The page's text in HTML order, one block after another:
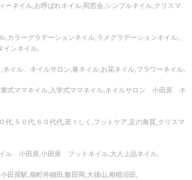
ーネイル,お呼ばれネイル,同窓会,シンプルネイル,クリスマ
,カラーグラデーションネイル,ラメグラデーションネイル,、
インネイル,
ネイル、ネイルサロン,春ネイル,お花ネイル,フラワーネイル,
業式ママネイル,入学式ママネイル,ネイルサロン 小田原 ネ
,５０代,６０代代,若々しく,フットケア,足の角質,クリスマ
ル 小田原,小田原 フットネイル,大人上品ネイル,
田原駅,扇町井細田,飯田岡,大雄山,相模沼田,